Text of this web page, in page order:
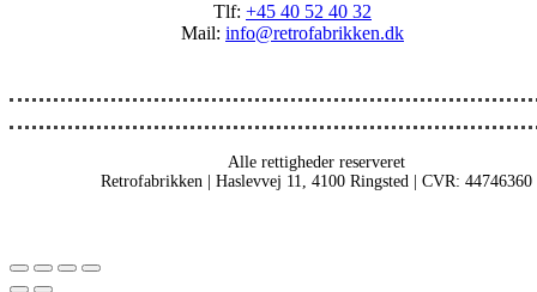
Tlf: +45 40 52 40 32
Mail: info@retrofabrikken.dk
Alle rettigheder reserveret
Retrofabrikken | Haslevvej 11, 4100 Ringsted | CVR: 44746360